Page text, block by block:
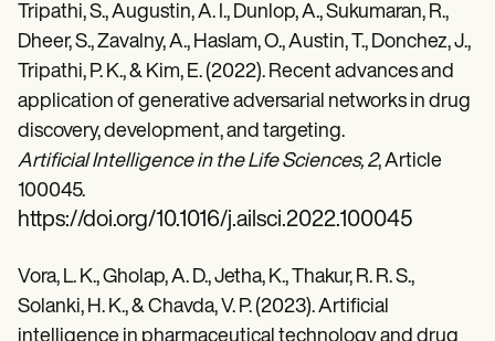
Tripathi, S., Augustin, A. I., Dunlop, A., Sukumaran, R.,
Dheer, S., Zavalny, A., Haslam, O., Austin, T., Donchez, J.,
Tripathi, P. K., & Kim, E. (2022). Recent advances and
application of generative adversarial networks in drug
discovery, development, and targeting.
Artificial Intelligence in the Life Sciences, 2, Article
100045.
https://doi.org/10.1016/j.ailsci.2022.100045
Vora, L. K., Gholap, A. D., Jetha, K., Thakur, R. R. S.,
Solanki, H. K., & Chavda, V. P. (2023). Artificial